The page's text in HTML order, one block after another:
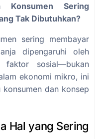
Sering
Tak Dibutuhkan?
sering membayar
dipengaruhi oleh
sosial—bukan
ekonomi mikro, ini
dan konsep
Hal yang Sering